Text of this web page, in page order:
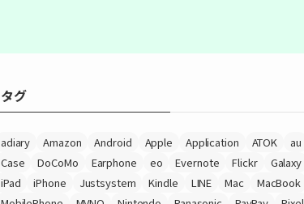
タグ
adiary Amazon Android Apple Application ATOK au
Case
DoCoMo Earphone eo Evernote Flickr Galaxy
iPad
iPhone Justsystem Kindle LINE Mac MacBook